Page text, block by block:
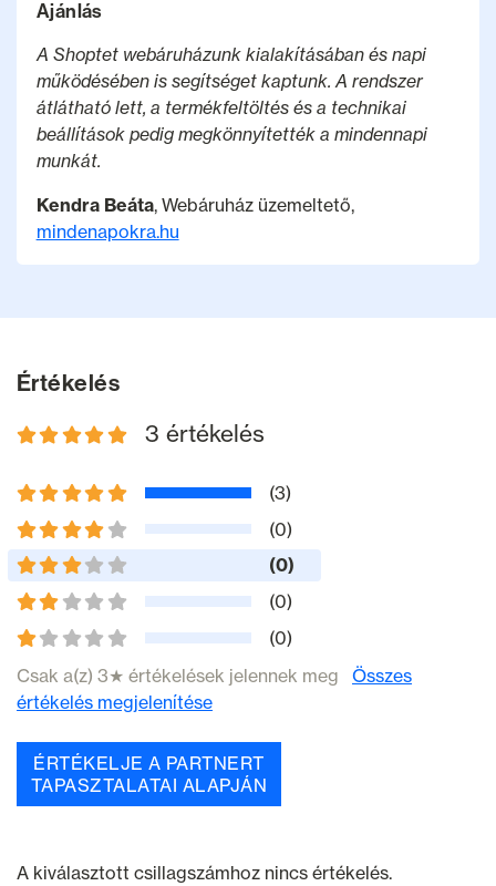
Ajánlás
A Shoptet webáruházunk kialakításában és napi
működésében is segítséget kaptunk. A rendszer
átlátható lett, a termékfeltöltés és a technikai
beállítások pedig megkönnyítették a mindennapi
munkát.
Kendra Beáta, Webáruház üzemeltető,
mindenapokra.hu
Értékelés
3 értékelés
(3)
(0)
(0)
(0)
(0)
Csak a(z) 3★ értékelések jelennek meg
Összes
értékelés megjelenítése
ÉRTÉKELJE A PARTNERT
TAPASZTALATAI ALAPJÁN
A kiválasztott csillagszámhoz nincs értékelés.